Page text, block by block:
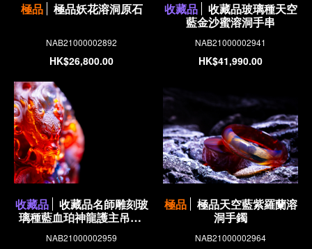
極品 極品妖花溶洞原石
NAB21000002892
HK$26,800.00
收藏品
收藏品玻璃種天空
藍金沙蜜溶洞手串
NAB21000002941
HK$41,990.00
收藏品
收藏品名師雕刻玻
璃種藍血珀神龍護主吊墜/
NAB21000002959
極品
極品天空藍紫羅蘭溶
洞手鐲
NAB21000002964